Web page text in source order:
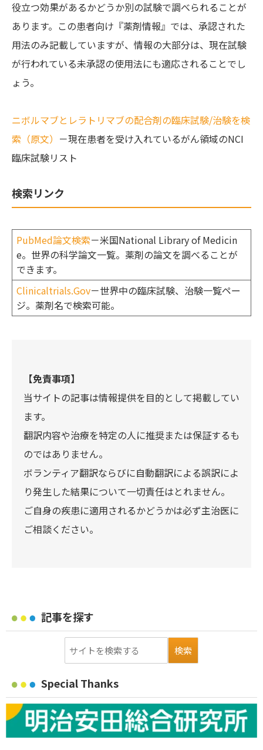
役立つ効果があるかどうか別の試験で調べられることが
あります。この患者向け『薬剤情報』では、承認された
用法のみ記載していますが、情報の大部分は、現在試験
が行われている未承認の使用法にも適応されることでし
ょう。
ニボルマブとレラトリマブの配合剤の臨床試験/治験を検
索（原文） －現在患者を受け入れているがん領域のNCI
臨床試験リスト
検索リンク
PubMed論文検索－米国National Library of Medicin
e。世界の科学論文一覧。薬剤の論文を調べることが
できます。
Clinicaltrials.Gov－世界中の臨床試験、治験一覧ペー
ジ。薬剤名で検索可能。
【免責事項】
当サイトの記事は情報提供を目的として掲載してい
ます。
翻訳内容や治療を特定の人に推奨または保証するも
のではありません。
ボランティア翻訳ならびに自動翻訳による誤訳によ
り発生した結果について一切責任はとれません。
ご自身の疾患に適用されるかどうかは必ず主治医に
ご相談ください。
記事を探す
Special Thanks